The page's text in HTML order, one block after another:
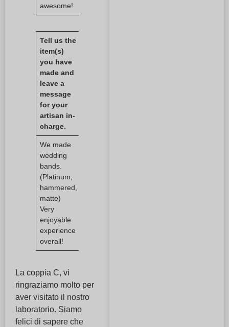
awesome!
Tell us the
item(s)
you have
made and
leave a
message
for your
artisan in-
charge.
We made
wedding
bands.
(Platinum,
hammered,
matte)
Very
enjoyable
experience
overall!
La coppia C, vi
ringraziamo molto per
aver visitato il nostro
laboratorio. Siamo
felici di sapere che